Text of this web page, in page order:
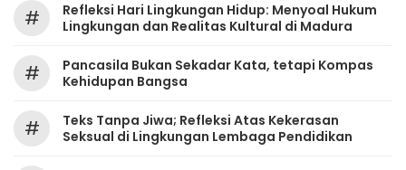
#
Refleksi Hari Lingkungan Hidup: Menyoal Hukum
Lingkungan dan Realitas Kultural di Madura
#
Pancasila Bukan Sekadar Kata, tetapi Kompas
Kehidupan Bangsa
#
Teks Tanpa Jiwa; Refleksi Atas Kekerasan
Seksual di Lingkungan Lembaga Pendidikan